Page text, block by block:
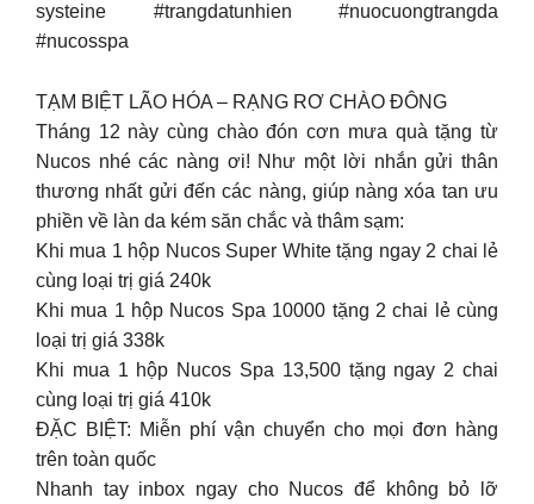
systeine #trangdatunhien #nuocuongtrangda
#nucosspa
TẠM BIỆT LÃO HÓA – RẠNG RƠ CHÀO ĐÔNG
Tháng 12 này cùng chào đón cơn mưa quà tặng từ
Nucos nhé các nàng ơi! Như một lời nhắn gửi thân
thương nhất gửi đến các nàng, giúp nàng xóa tan ưu
phiền về làn da kém săn chắc và thâm sạm:
Khi mua 1 hộp Nucos Super White tặng ngay 2 chai lẻ
cùng loại trị giá 240k
Khi mua 1 hộp Nucos Spa 10000 tặng 2 chai lẻ cùng
loại trị giá 338k
Khi mua 1 hộp Nucos Spa 13,500 tặng ngay 2 chai
cùng loại trị giá 410k
ĐẶC BIỆT: Miễn phí vận chuyển cho mọi đơn hàng
trên toàn quốc
Nhanh tay inbox ngay cho Nucos để không bỏ lỡ